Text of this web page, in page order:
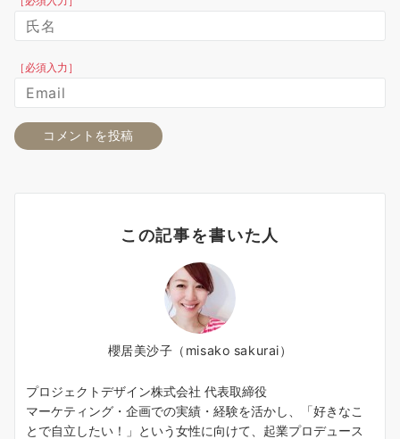
［必須入力］
この記事を書いた人
櫻居美沙子（misako sakurai）
プロジェクトデザイン株式会社 代表取締役
マーケティング・企画での実績・経験を活かし、「好きなこ
とで自立したい！」という女性に向けて、起業プロデュース